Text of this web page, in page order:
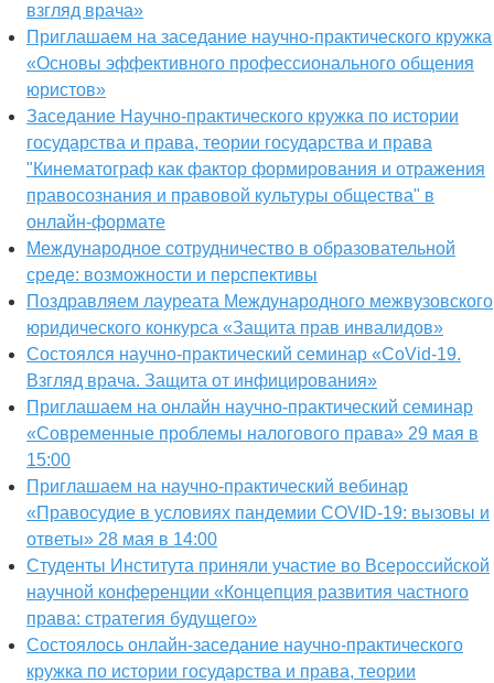
взгляд врача»
Приглашаем на заседание научно-практического кружка
«Основы эффективного профессионального общения
юристов»
Заседание Научно-практического кружка по истории
государства и права, теории государства и права
"Кинематограф как фактор формирования и отражения
правосознания и правовой культуры общества" в
онлайн-формате
Международное сотрудничество в образовательной
среде: возможности и перспективы
Поздравляем лауреата Международного межвузовского
юридического конкурса «Защита прав инвалидов»
Состоялся научно-практический семинар «CoVid-19.
Взгляд врача. Защита от инфицирования»
Приглашаем на онлайн научно-практический семинар
«Современные проблемы налогового права» 29 мая в
15:00
Приглашаем на научно-практический вебинар
«Правосудие в условиях пандемии COVID-19: вызовы и
ответы» 28 мая в 14:00
Студенты Института приняли участие во Всероссийской
научной конференции «Концепция развития частного
права: стратегия будущего»
Состоялось онлайн-заседание научно-практического
кружка по истории государства и права, теории